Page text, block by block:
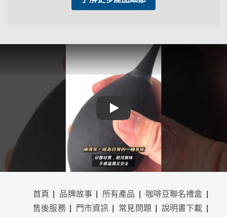
Play
首頁 品牌故事 所有產品
咖啡豆聯名禮盒
售後服務
門市資訊 常見問題
說明書下載